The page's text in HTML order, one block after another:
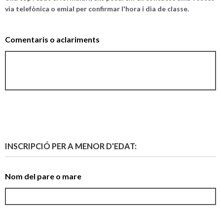
via telefònica o emial per confirmar l'hora i dia de classe.
Comentaris o aclariments
INSCRIPCIÓ PER A MENOR D'EDAT:
Nom del pare o mare